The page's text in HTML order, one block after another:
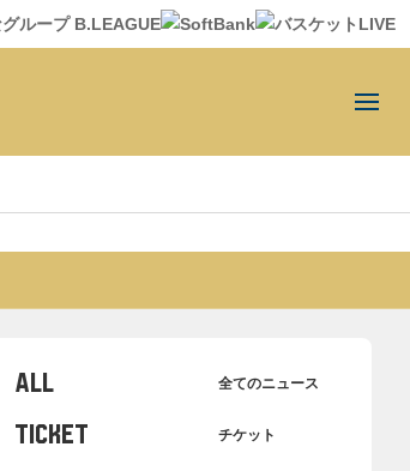
ALL 全てのニュース
TICKET チケット